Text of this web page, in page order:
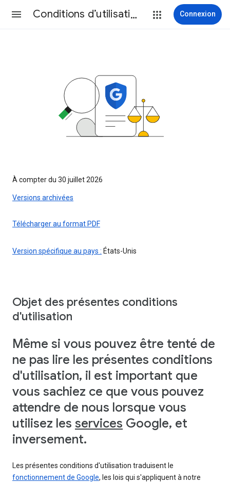
Conditions d’utilisation Connexion
À compter du 30 juillet 2026
Versions archivées
Télécharger au format PDF
Version spécifique au pays : États-Unis
Objet des présentes conditions
d'utilisation
Même si vous pouvez être tenté de
ne pas lire les présentes conditions
d'utilisation, il est important que
vous sachiez ce que vous pouvez
attendre de nous lorsque vous
utilisez les services Google, et
inversement.
Les présentes conditions d'utilisation traduisent le
fonctionnement de Google, les lois qui s'appliquent à notre